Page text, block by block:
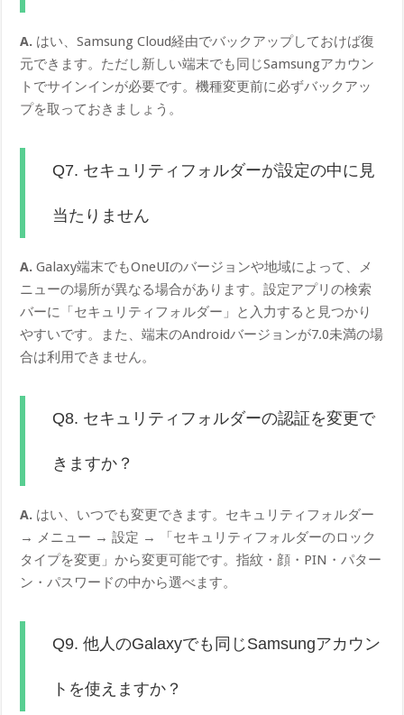
A. はい、Samsung Cloud経由でバックアップしておけば復
元できます。ただし新しい端末でも同じSamsungアカウン
トでサインインが必要です。機種変更前に必ずバックアッ
プを取っておきましょう。
Q7. セキュリティフォルダーが設定の中に見
当たりません
A. Galaxy端末でもOneUIのバージョンや地域によって、メ
ニューの場所が異なる場合があります。設定アプリの検索
バーに「セキュリティフォルダー」と入力すると見つかり
やすいです。また、端末のAndroidバージョンが7.0未満の場
合は利用できません。
Q8. セキュリティフォルダーの認証を変更で
きますか？
A. はい、いつでも変更できます。セキュリティフォルダー
→ メニュー → 設定 → 「セキュリティフォルダーのロック
タイプを変更」から変更可能です。指紋・顔・PIN・パター
ン・パスワードの中から選べます。
Q9. 他人のGalaxyでも同じSamsungアカウン
トを使えますか？